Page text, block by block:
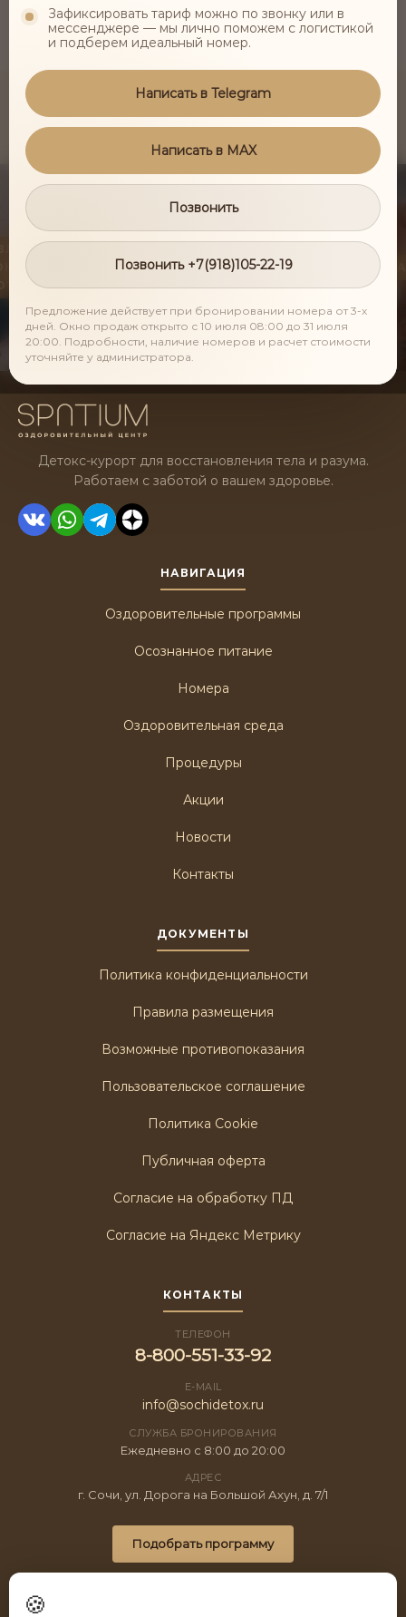
Зафиксировать тариф можно по звонку или в
мессенджере — мы лично поможем с логистикой
и подберем идеальный номер.
Написать в Telegram
Написать в MAX
Позвонить
Позвонить +7(918)105-22-19
Предложение действует при бронировании номера от 3-х
дней. Окно продаж открыто с 10 июля 08:00 до 31 июля
20:00. Подробности, наличие номеров и расчет стоимости
уточняйте у администратора.
РЕКОМЕНДУЕМ ПОСМОТРЕТЬ
МАССАЖ СПИНЫ
Детокс-курорт для восстановления тела и разума.
Работаем с заботой о вашем здоровье.
НАВИГАЦИЯ
Оздоровительные программы
Осознанное питание
Номера
Оздоровительная среда
Процедуры
Акции
Новости
Контакты
ДОКУМЕНТЫ
Политика конфиденциальности
Правила размещения
Возможные противопоказания
Пользовательское соглашение
Политика Cookie
Публичная оферта
Согласие на обработку ПД
Согласие на Яндекс Метрику
КОНТАКТЫ
ТЕЛЕФОН
8-800-551-33-92
E-MAIL
info@sochidetox.ru
СЛУЖБА БРОНИРОВАНИЯ
Ежедневно с 8:00 до 20:00
АДРЕС
г. Сочи, ул. Дорога на Большой Ахун, д. 7/1
Подобрать программу
🍪